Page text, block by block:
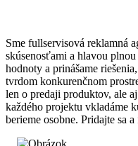
Sme fullservisová reklamná
skúsenosťami a hlavou
hodnoty a prinášame
tvrdom konkurenčnom
len o predaji produktov, ale
každého projektu vkladáme
berieme osobne. Pridajte sa